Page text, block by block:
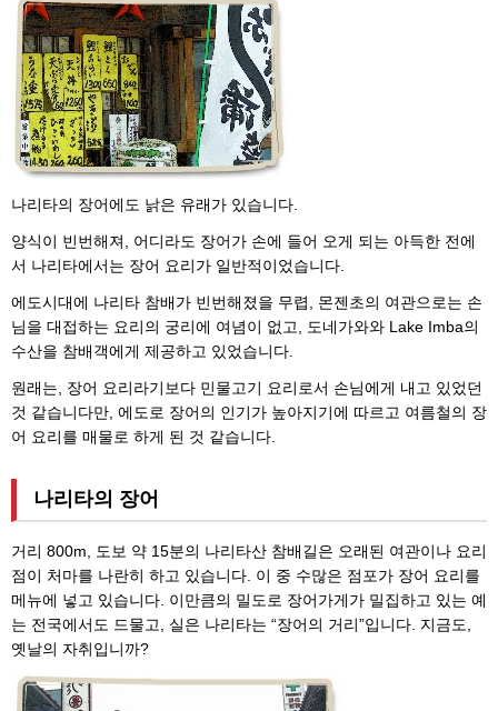
나리타의 장어에도 낡은 유래가 있습니다.
양식이 빈번해져, 어디라도 장어가 손에 들어 오게 되는 아득한 전에
서 나리타에서는 장어 요리가 일반적이었습니다.
에도시대에 나리타 참배가 빈번해졌을 무렵, 몬젠초의 여관으로는 손
님을 대접하는 요리의 궁리에 여념이 없고, 도네가와와 Lake Imba의
수산을 참배객에게 제공하고 있었습니다.
원래는, 장어 요리라기보다 민물고기 요리로서 손님에게 내고 있었던
것 같습니다만, 에도로 장어의 인기가 높아지기에 따르고 여름철의 장
어 요리를 매물로 하게 된 것 같습니다.
나리타의 장어
거리 800m, 도보 약 15분의 나리타산 참배길은 오래된 여관이나 요리
점이 처마를 나란히 하고 있습니다. 이 중 수많은 점포가 장어 요리를
메뉴에 넣고 있습니다. 이만큼의 밀도로 장어가게가 밀집하고 있는 예
는 전국에서도 드물고, 실은 나리타는 “장어의 거리”입니다. 지금도,
옛날의 자취입니까?